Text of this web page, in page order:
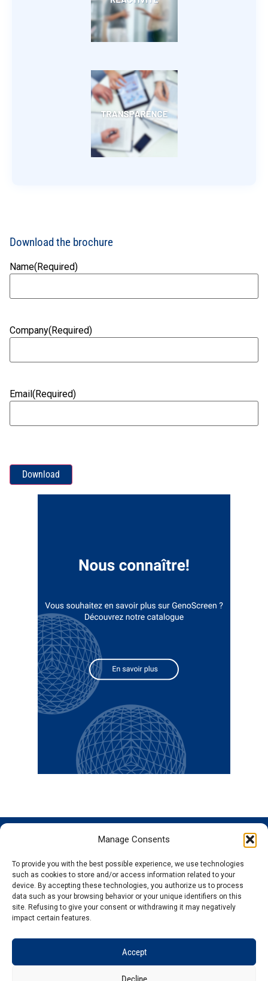
Manage Consents
To provide you with the best possible experience, we use technologies
such as cookies to store and/or access information related to your
device. By accepting these technologies, you authorize us to process
data such as your browsing behavior or your unique identifiers on this
site. Refusing to give your consent or withdrawing it may negatively
impact certain features.
Accept
Download the brochure
Name(Required)
Company(Required)
Email (Required)
News
THe company
Quality and
certification
plateforms
GENOSCREEN
SITES
Corporate
Services and
Products
Expertise
EXPERTISE
and tracking
isolated
microorganisms
AND
PRODUCTS
Sequencing
Genotyping